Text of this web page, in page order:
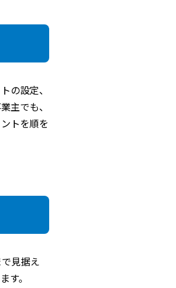
の設定、
主でも、
トを順を
見据え
す。